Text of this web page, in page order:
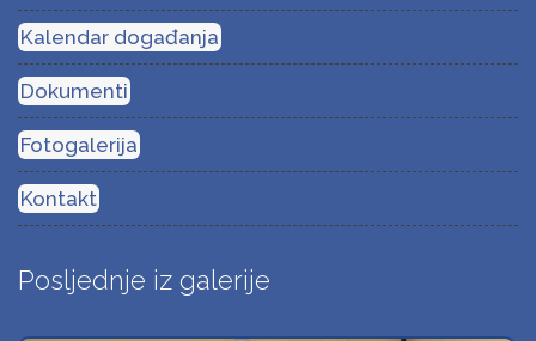
Kalendar događanja
Dokumenti
Fotogalerija
Kontakt
Posljednje iz galerije